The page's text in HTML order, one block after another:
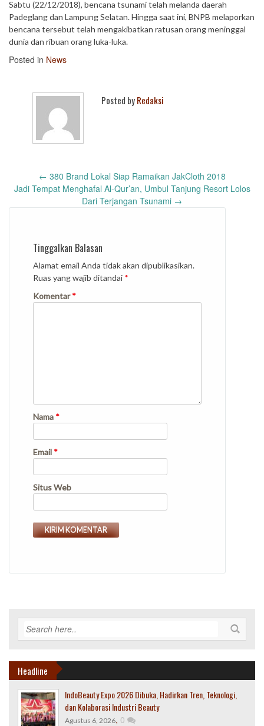
Sabtu (22/12/2018), bencana tsunami telah melanda daerah
Padeglang dan Lampung Selatan. Hingga saat ini, BNPB melaporkan
bencana tersebut telah mengakibatkan ratusan orang meninggal
dunia dan ribuan orang luka-luka.
Posted in News
Posted byRedaksi
navigation
← 380 Brand Lokal Siap Ramaikan JakCloth 2018
Jadi Tempat Menghafal Al-Qur’an, Umbul Tanjung Resort Lolos
Dari Terjangan Tsunami →
Tinggalkan Balasan
Alamat email Anda tidak akan dipublikasikan.
Ruas yang wajib ditandai *
Komentar*
Nama *
Email *
Situs Web
Headline
IndoBeauty Expo 2026 Dibuka, Hadirkan Tren, Teknologi,
dan Kolaborasi Industri Beauty
Agustus 6, 2026, 0